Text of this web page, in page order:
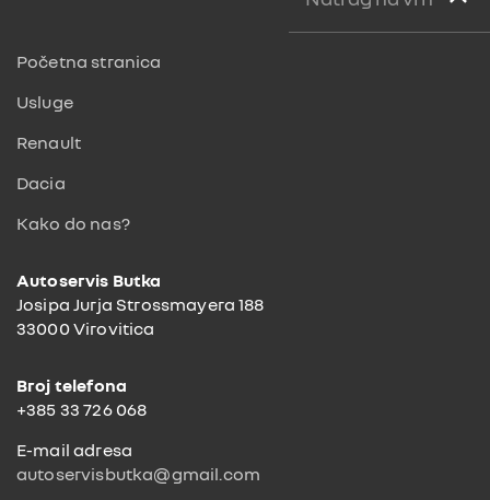
Početna stranica
Usluge
Renault
Dacia
Kako do nas?
Autoservis Butka
Josipa Jurja Strossmayera 188
33000 Virovitica
Broj telefona
+385 33 726 068
E-mail adresa
autoservisbutka@gmail.com